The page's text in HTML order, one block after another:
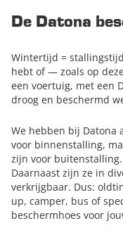
De Datona
Wintertijd =
hebt of — zoals op
een voertuig, met een
droog en beschermd
We hebben bij Datona
voor binnenstalling,
zijn voor
Daarnaast zijn ze in
verkrijgbaar. Dus:
up, camper, bus of
beschermhoes voor